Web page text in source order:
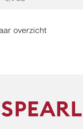
overzicht